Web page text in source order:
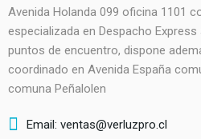
Avenida Holanda 099 oficina 1101
especializada en Despacho
puntos de encuentro, dispone
coordinado en Avenida España
comuna Peñalolen
Email: ventas@verluzpro.cl